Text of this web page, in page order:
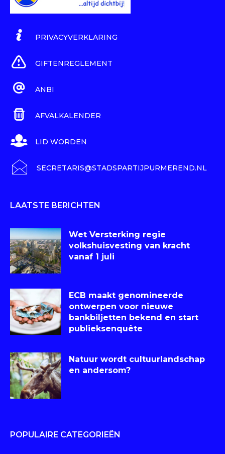
PRIVACYVERKLARING
GIFTENREGLEMENT
ANBI
AFVALKALENDER
LID WORDEN
SECRETARIS@STADSPARTIJPURMEREND.NL
LAATSTE BERICHTEN
Wet Versterking regie
volkshuisvesting van kracht
vanaf 1 juli
ECB maakt genomineerde
ontwerpen voor nieuwe
bankbiljetten bekend en start
publieksenquête
Natuur wordt cultuurlandschap
en andersom?
POPULAIRE CATEGORIEËN